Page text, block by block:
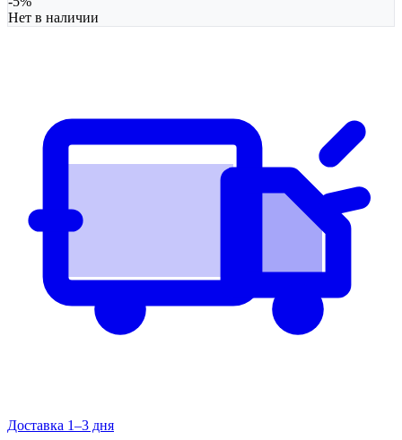
Нет в наличии
Доставка 1–3 дня